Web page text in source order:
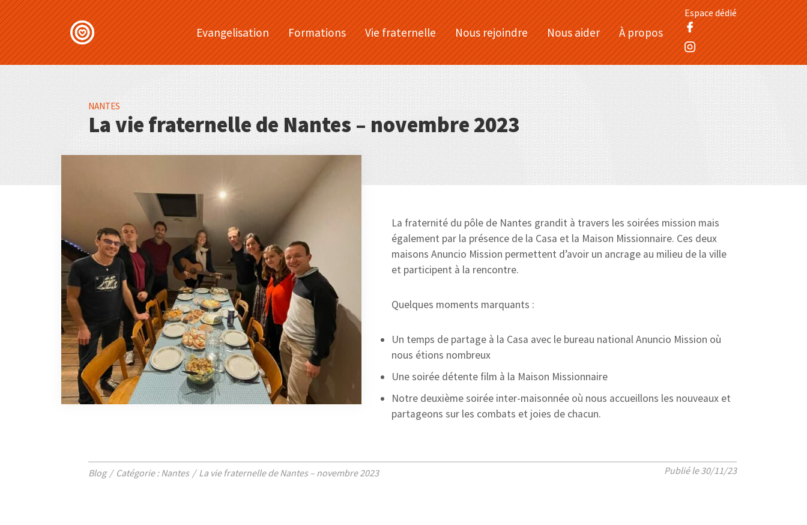
Evangelisation Formations Vie fraternelle Nous rejoindre Nous aider À propos
Espace dédié
NANTES
La vie fraternelle de Nantes – novembre 2023
La fraternité du pôle de Nantes grandit à travers les soirées mission mais
également par la présence de la Casa et la Maison Missionnaire. Ces deux
maisons Anuncio Mission permettent d’avoir un ancrage au milieu de la ville
et participent à la rencontre.
Quelques moments marquants :
Un temps de partage à la Casa avec le bureau national Anuncio Mission où
nous étions nombreux
Une soirée détente film à la Maison Missionnaire
Notre deuxième soirée inter-maisonnée où nous accueillons les nouveaux et
partageons sur les combats et joies de chacun.
Blog Catégorie : Nantes La vie fraternelle de Nantes – novembre 2023 Publié le 30/11/23